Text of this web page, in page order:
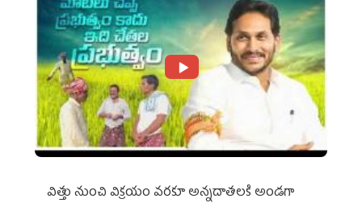
విత్తు నుంచి విక్రయం వరకూ అన్నదాతలకి అండగా